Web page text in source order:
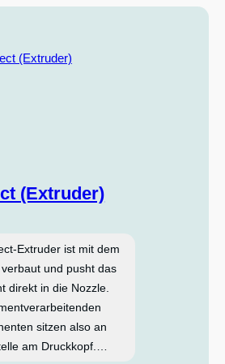
(Extruder)
Extruder ist mit dem
und pusht das
direkt in die Nozzle.
sitzen also an
am Druckkopf.…